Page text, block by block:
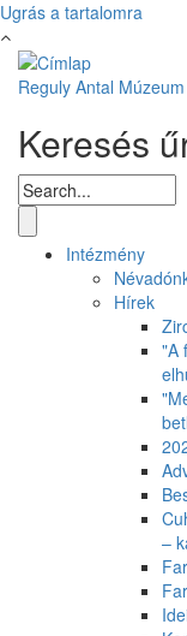
Ugrás a tartalomra
Reguly Antal
Keresés
Intézmény
Hírek
"A
–